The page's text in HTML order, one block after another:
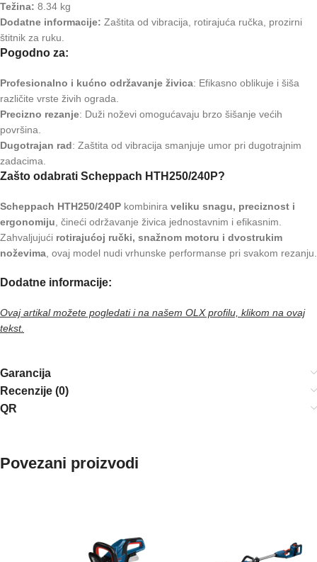
Težina: 8.34 kg
Dodatne informacije: Zaštita od vibracija, rotirajuća ručka, prozirni
štitnik za ruku.
Pogodno za:
Profesionalno i kućno održavanje živica: Efikasno oblikuje i šiša
različite vrste živih ograda.
Precizno rezanje: Duži noževi omogućavaju brzo šišanje većih
površina.
Dugotrajan rad: Zaštita od vibracija smanjuje umor pri dugotrajnim
zadacima.
Zašto odabrati Scheppach HTH250/240P?
Scheppach HTH250/240P kombinira veliku snagu, preciznost i
ergonomiju, čineći održavanje živica jednostavnim i efikasnim.
Zahvaljujući rotirajućoj ručki, snažnom motoru i dvostrukim
noževima, ovaj model nudi vrhunske performanse pri svakom rezanju.
Dodatne informacije:
Ovaj artikal možete pogledati i na našem OLX profilu, klikom na ovaj
tekst.
Garancija
Recenzije (0)
QR
Povezani proizvodi